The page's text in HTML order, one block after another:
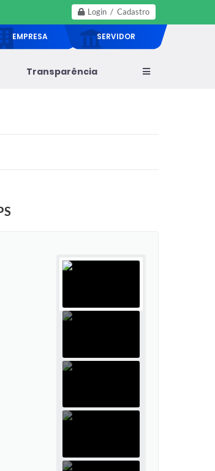
Login / Cadastro
EMPRESA SERVIDOR
Transparência